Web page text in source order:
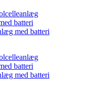
batteri
med batteri
batteri
med batteri